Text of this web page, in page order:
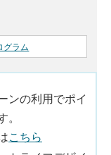
グラム
ンの利用でポイ
こちら